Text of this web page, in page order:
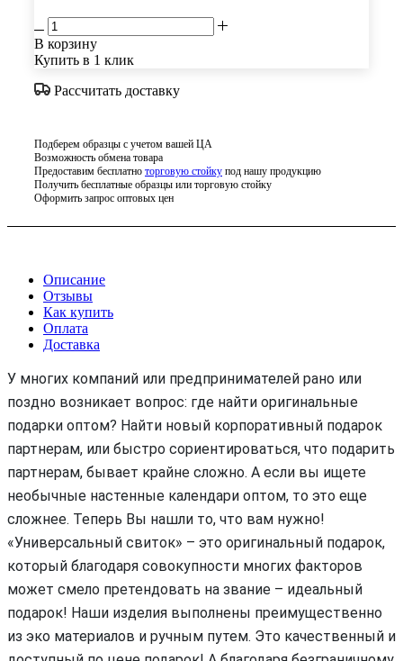
В корзину
Купить в 1 клик
Рассчитать доставку
Подберем образцы с учетом вашей ЦА
Возможность обмена товара
Предоставим бесплатно торговую стойку под нашу продукцию
Получить бесплатные образцы или торговую стойку
Оформить запрос оптовых цен
Описание
Отзывы
Как купить
Оплата
Доставка
У многих компаний или предпринимателей рано или
поздно возникает вопрос: где найти оригинальные
подарки оптом? Найти новый корпоративный подарок
партнерам, или быстро сориентироваться, что подарить
партнерам, бывает крайне сложно. А если вы ищете
необычные настенные календари оптом, то это еще
сложнее. Теперь Вы нашли то, что вам нужно!
«Универсальный свиток» – это оригинальный подарок,
который благодаря совокупности многих факторов
может смело претендовать на звание – идеальный
подарок! Наши изделия выполнены преимущественно
из эко материалов и ручным путем. Это качественный и